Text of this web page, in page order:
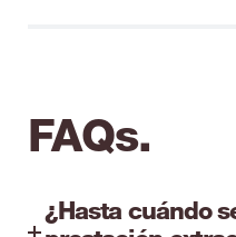
FAQs.
¿Hasta cuándo